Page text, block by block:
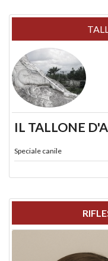
IL TALLONE
Speciale canile